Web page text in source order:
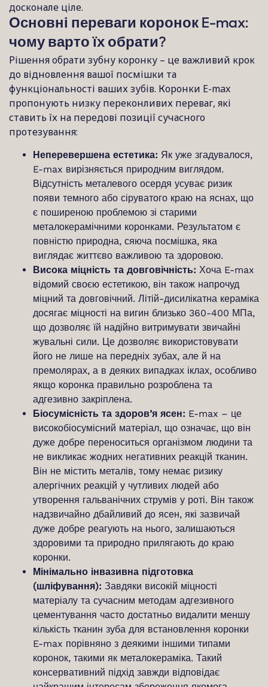
досконале ціле.
Основні переваги коронок E-max:
чому варто їх обрати?
Рішення обрати зубну коронку – це важливий крок
до відновлення вашої посмішки та
функціональності ваших зубів. Коронки E-max
пропонують низку переконливих переваг, які
ставить їх на передові позиції сучасного
протезування:
Неперевершена естетика: Як уже згадувалося,
E-max вирізняється природним виглядом.
Відсутність металевого осердя усуває ризик
появи темного або сіруватого краю на яснах, що
є поширеною проблемою зі старими
металокерамічними коронками. Результатом є
повністю природна, сяюча посмішка, яка
виглядає життєво важливою та здоровою.
Висока міцність та довговічність: Хоча E-max
відомий своєю естетикою, він також напрочуд
міцний та довговічний. Літій-дисилікатна кераміка
досягає міцності на вигин близько 360-400 МПа,
що дозволяє їй надійно витримувати звичайні
жувальні сили. Це дозволяє використовувати
його не лише на передніх зубах, але й на
премолярах, а в деяких випадках іклах, особливо
якщо коронка правильно розроблена та
адгезивно закріплена.
Біосумісність та здоров’я ясен: E-max – це
високобіосумісний матеріал, що означає, що він
дуже добре переноситься організмом людини та
не викликає жодних негативних реакцій тканин.
Він не містить металів, тому немає ризику
алергічних реакцій у чутливих людей або
утворення гальванічних струмів у роті. Він також
надзвичайно дбайливий до ясен, які зазвичай
дуже добре реагують на нього, залишаються
здоровими та природно прилягають до краю
коронки.
Мінімально інвазивна підготовка
(шліфування): Завдяки високій міцності
матеріалу та сучасним методам адгезивного
цементування часто достатньо видалити меншу
кількість тканин зуба для встановлення коронки
E-max порівняно з деякими іншими типами
коронок, такими як металокераміка. Такий
консервативний підхід завжди відповідає